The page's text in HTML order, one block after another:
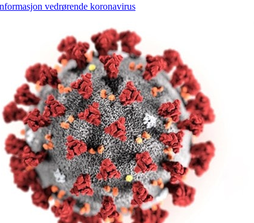
vedrørende koronavirus